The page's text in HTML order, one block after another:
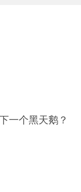
一个黑天鹅？